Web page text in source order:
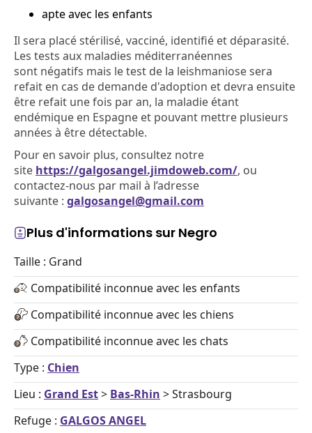
apte avec les enfants
Il sera placé stérilisé, vacciné, identifié et déparasité.
Les tests aux maladies méditerranéennes
sont négatifs mais le test de la leishmaniose sera
refait en cas de demande d'adoption et devra ensuite
être refait une fois par an, la maladie étant
endémique en Espagne et pouvant mettre plusieurs
années à être détectable.
Pour en savoir plus, consultez notre
site https://galgosangel.jimdoweb.com/, ou
contactez-nous par mail à l’adresse
suivante : galgosangel@gmail.com
Plus d'informations sur Negro
Taille : Grand
Compatibilité inconnue avec les enfants
Compatibilité inconnue avec les chiens
Compatibilité inconnue avec les chats
Type : Chien
Lieu : Grand Est> Bas-Rhin > Strasbourg
Refuge : GALGOS ANGEL